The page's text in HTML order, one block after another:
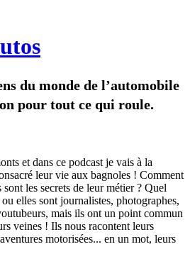
du monde de l’automobile
pour tout ce qui roule.
et dans ce podcast je vais à la
leur vie aux bagnoles ! Comment
les secrets de leur métier ? Quel
elles sont journalistes, photographes,
mais ils ont un point commun
veines ! Ils nous racontent leurs
motorisées... en un mot, leurs